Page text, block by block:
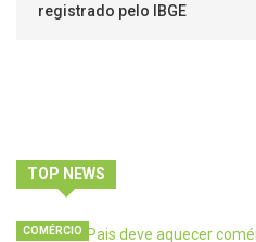
registrado pelo IBGE
TOP NEWS
COMÉRCIO